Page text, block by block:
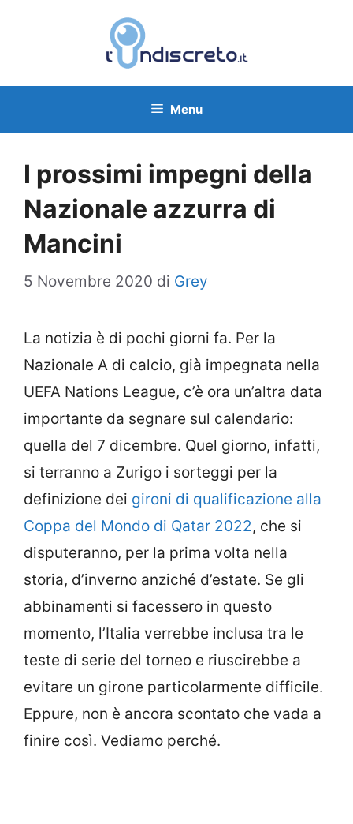
Menu
I prossimi impegni della
Nazionale azzurra di
Mancini
5 Novembre 2020 di Grey
La notizia è di pochi giorni fa. Per la
Nazionale A di calcio, già impegnata nella
UEFA Nations League, c’è ora un’altra data
importante da segnare sul calendario:
quella del 7 dicembre. Quel giorno, infatti,
si terranno a Zurigo i sorteggi per la
definizione dei gironi di qualificazione alla
Coppa del Mondo di Qatar 2022, che si
disputeranno, per la prima volta nella
storia, d’inverno anziché d’estate. Se gli
abbinamenti si facessero in questo
momento, l’Italia verrebbe inclusa tra le
teste di serie del torneo e riuscirebbe a
evitare un girone particolarmente difficile.
Eppure, non è ancora scontato che vada a
finire così. Vediamo perché.